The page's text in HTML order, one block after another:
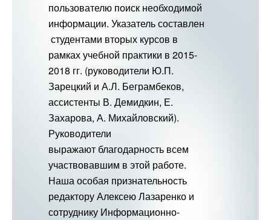
пользователю поиск необходимой
информации. Указатель составлен
студентами вторых курсов в
рамках учебной практики в 2015-
2018 гг. (руководители Ю.П.
Зарецкий и А.Л. Беграмбеков,
ассистенты В. Демидкин, Е.
Захарова, А. Михайловский).
Руководители
выражают благодарность всем
участвовавшим в этой работе.
Наша особая признательность
редактору Алексею Лазаренко и
сотруднику Информационно-